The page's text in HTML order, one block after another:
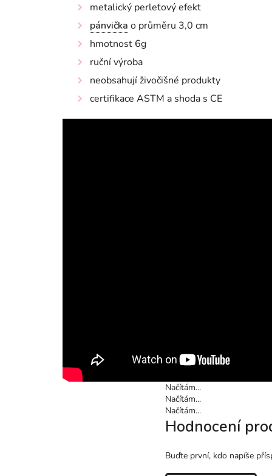
metalický perleťový efekt
pánvička o průměru 3,0 cm
hmotnost 6g
ruční výroba
neobsahují živočišné produkty
certifikace ASTM a shoda s CE
Načítám...
Načítám...
Načítám...
Hodnocení
Buďte první, kdo napíše